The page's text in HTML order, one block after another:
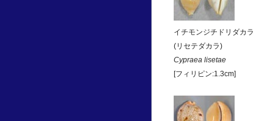
イチモンジチドリダカラ
(リセテダカラ)
Cypraea lisetae
[フィリピン:1.3cm]